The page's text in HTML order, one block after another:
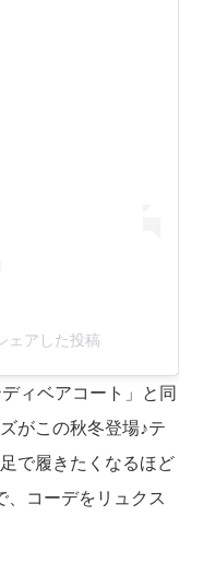
ェアした投稿
ィベアコート」と同
がこの秋冬登場♪テ
で履きたくなるほど
、コーデをリュクス